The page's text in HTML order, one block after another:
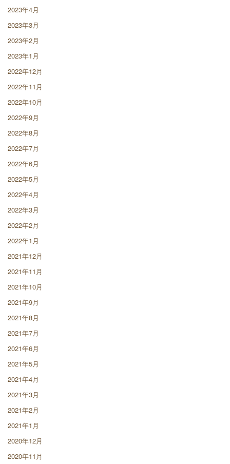
2023年4月
2023年3月
2023年2月
2023年1月
2022年12月
2022年11月
2022年10月
2022年9月
2022年8月
2022年7月
2022年6月
2022年5月
2022年4月
2022年3月
2022年2月
2022年1月
2021年12月
2021年11月
2021年10月
2021年9月
2021年8月
2021年7月
2021年6月
2021年5月
2021年4月
2021年3月
2021年2月
2021年1月
2020年12月
2020年11月